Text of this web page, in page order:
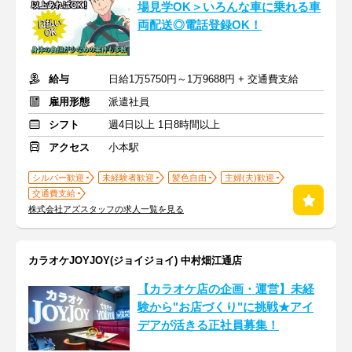
場見学OK＞いろんな車に乗れる車
両配送◎電話登録OK！
給与
日給1万5750円～1万9688円 + 交通費支給
雇用形態
派遣社員
シフト
週4日以上 1日8時間以上
アクセス
小本駅
シルバー歓迎 未経験者歓迎 髪色自由
主婦(夫)歓迎
交通費支給
株式会社アズスタッフの求人一覧を見る
カラオケJOYJOY(ジョイジョイ) 中村畑江通店
【カラオケ店の企画・運営】未経
験から"お店づくり"に挑戦★アイ
デアが活きる正社員募集！